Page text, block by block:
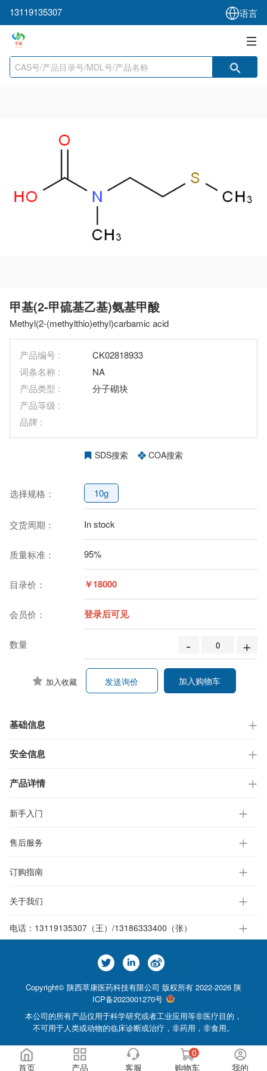
13119135307 语言
甲基(2-甲硫基乙基)氨基甲酸
Methyl(2-(methylthio)ethyl)carbamic acid
产品编号 :
CK02818933
词条名称 :
NA
产品类型 :
分子砌块
产品等级 :
品牌 :
SDS搜索 COA搜索
选择规格： 10g
交货周期： In stock
质量标准： 95%
目录价： ￥18000
会员价： 登录后可见
数量 - +
加入收藏 加入购物车
发送询价
基础信息
安全信息
产品详情
新手入门
售后服务
订购指南
关于我们
电话： 13119135307（王）/13186333400（张）
Copyright© 陕西萃康医药科技有限公司 版权所有 2022-2026 陕
ICP备2023001270号
本公司的所有产品仅用于科学研究或者工业应用等非医疗目的，
不可用于人类或动物的临床诊断或治疗，非药用，非食用。
首页 产品 客服
0
购物车
我的